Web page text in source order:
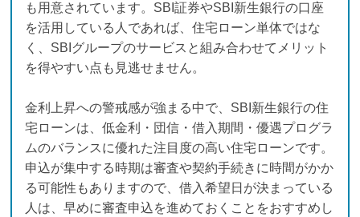
も用意されています。SBI証券やSBI新生銀行の口座
を活用している人であれば、住宅ローン単体ではな
く、SBIグループのサービスと組み合わせてメリット
を得やすい点も見逃せません。
金利上昇への警戒感が強まる中で、SBI新生銀行の住
宅ローンは、低金利・団信・借入期間・優遇プログラ
ムのバランスに優れた注目度の高い住宅ローンです。
申込が集中する時期は審査や契約手続きに時間がかか
る可能性もありますので、借入希望日が決まっている
人は、早めに審査申込を進めておくことをおすすめし